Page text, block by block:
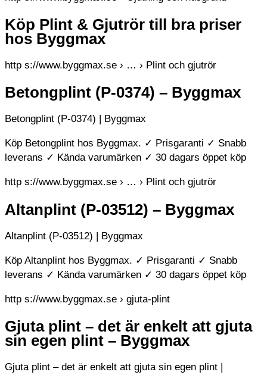
Köp Plint & Gjutrör till bra priser
hos Byggmax
http s://www.byggmax.se › … › Plint och gjutrör
Betongplint (P-0374) – Byggmax
Betongplint (P-0374) | Byggmax
Köp Betongplint hos Byggmax. ✓ Prisgaranti ✓ Snabb
leverans ✓ Kända varumärken ✓ 30 dagars öppet köp
http s://www.byggmax.se › … › Plint och gjutrör
Altanplint (P-03512) – Byggmax
Altanplint (P-03512) | Byggmax
Köp Altanplint hos Byggmax. ✓ Prisgaranti ✓ Snabb
leverans ✓ Kända varumärken ✓ 30 dagars öppet köp
http s://www.byggmax.se › gjuta-plint
Gjuta plint – det är enkelt att gjuta
sin egen plint – Byggmax
Gjuta plint – det är enkelt att gjuta sin egen plint |